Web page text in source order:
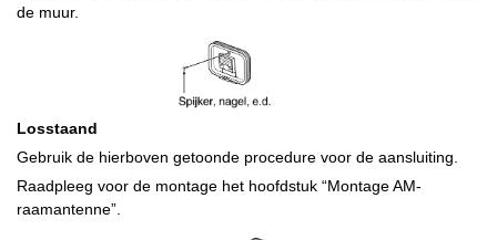
de muur.
Losstaand
Gebruik de hierboven getoonde procedure voor de aansluiting.
Raadpleeg voor de montage het hoofdstuk “Montage AM-
raamantenne”.